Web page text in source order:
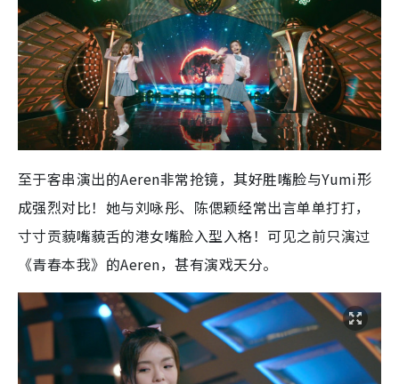
至于客串演出的Aeren非常抢镜，其好胜嘴脸与Yumi形
成强烈对比！她与刘咏彤、陈偲颖经常出言单单打打，
寸寸贡藐嘴藐舌的港女嘴脸入型入格！可见之前只演过
《青春本我》的Aeren，甚有演戏天分。